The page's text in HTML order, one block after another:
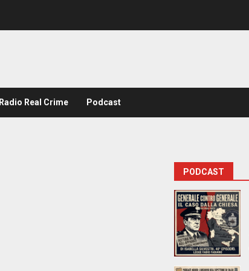
Radio Real Crime Podcast
PODCAST